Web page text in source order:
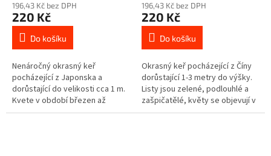
196,43 Kč bez DPH
220 Kč
Do košíku
Nenáročný okrasný keř
pocházející z Japonska a
dorůstající do velikosti cca 1 m.
Kvete v období březen až
duben, květy jsou
196,43 Kč bez DPH
220 Kč
Do košíku
Okrasný keř pocházející z Číny
dorůstající 1-3 metry do výšky.
Listy jsou zelené, podlouhlé a
zašpičatělé, květy se objevují v
létě a nejsou nijak zvlášť